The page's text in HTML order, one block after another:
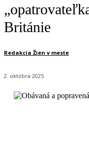
Británie
Redakcia Žien v meste
2. októbra 2025